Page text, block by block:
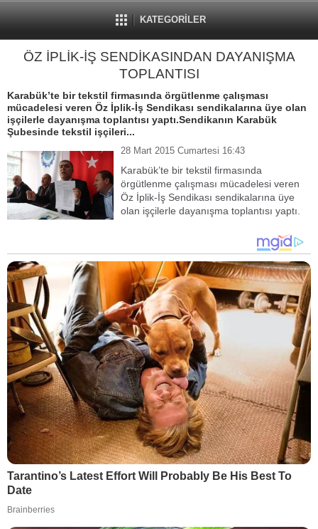
KATEGORİLER
ÖZ İPLİK-İŞ SENDİKASINDAN DAYANIŞMA
TOPLANTISI
Karabük’te bir tekstil firmasında örgütlenme çalışması
mücadelesi veren Öz İplik-İş Sendikası sendikalarına üye olan
işçilerle dayanışma toplantısı yaptı.Sendikanın Karabük
Şubesinde tekstil işçileri...
28 Mart 2015 Cumartesi 16:43
Karabük’te bir tekstil firmasında
örgütlenme çalışması mücadelesi veren
Öz İplik-İş Sendikası sendikalarına üye
olan işçilerle dayanışma toplantısı yaptı.